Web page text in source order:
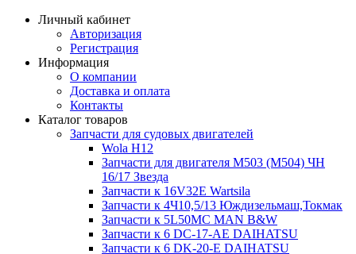
Личный кабинет
Авторизация
Регистрация
Информация
О компании
Доставка и оплата
Контакты
Каталог товаров
Запчасти для судовых двигателей
Wola H12
Запчасти для двигателя M503 (M504) ЧН
16/17 Звезда
Запчасти к 16V32E Wartsila
Запчасти к 4Ч10,5/13 Юждизельмаш,Токмак
Запчасти к 5L50MC MAN B&W
Запчасти к 6 DC-17-AE DAIHATSU
Запчасти к 6 DK-20-E DAIHATSU